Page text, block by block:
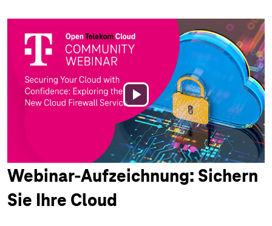
Play
Video
Webinar-Aufzeichnung: Sichern
Sie Ihre Cloud